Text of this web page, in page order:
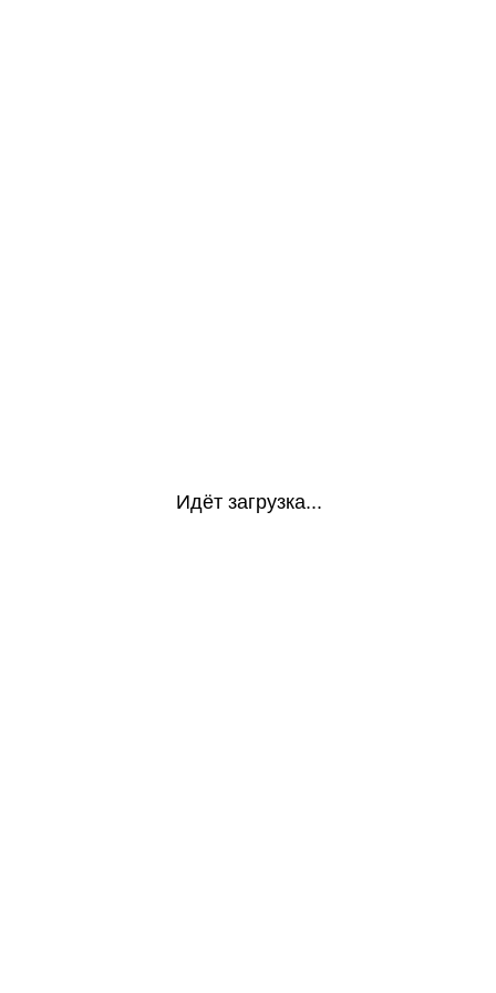
Идёт загрузка...